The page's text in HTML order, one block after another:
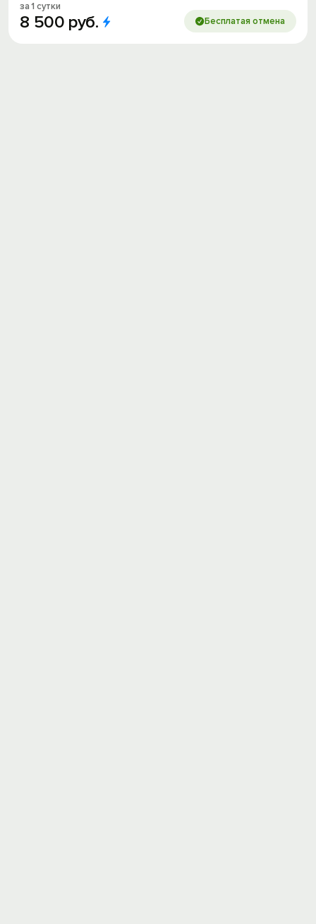
за 1 сутки
8 500 руб. Бесплатая отмена